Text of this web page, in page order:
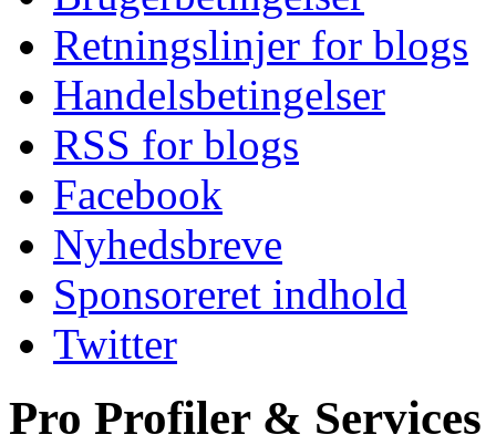
Retningslinjer for blogs
Handelsbetingelser
RSS for blogs
Facebook
Nyhedsbreve
Sponsoreret indhold
Twitter
Pro Profiler & Services